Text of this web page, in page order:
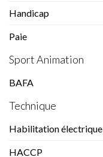
Handicap
Paie
Sport Animation
BAFA
Technique
Habilitation électrique
HACCP